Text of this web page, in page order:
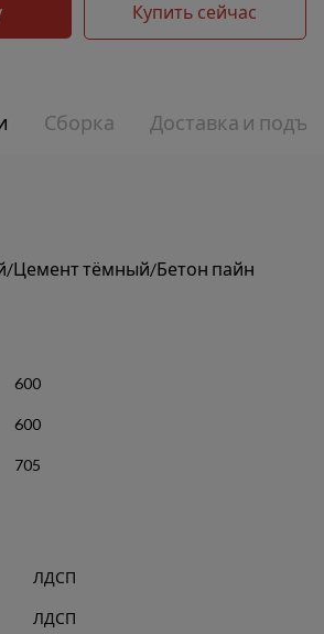
Купить сейчас
Сборка Доставка и
Цемент тёмный/Бетон пайн
600
600
705
ЛДСП
ЛДСП